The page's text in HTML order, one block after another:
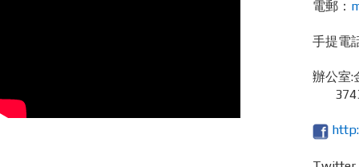
電郵：
手提電
辦公室: